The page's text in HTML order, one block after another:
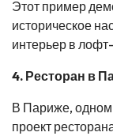
Этот пример
историческое
интерьер в
4. Ресторан в
В Париже, одном
проект